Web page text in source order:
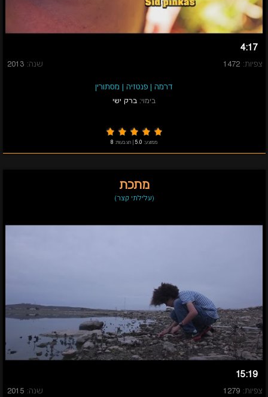
4:17
צפיות: 1472 שנה: 2013
דרמה | פנטזיה | מסתורין
בימוי: ברק ישי
ממוצע: 5.0 הצבעות: 8
מתכת
(עלילתי קצר)
15:19
צפיות: 1279 שנה: 2015